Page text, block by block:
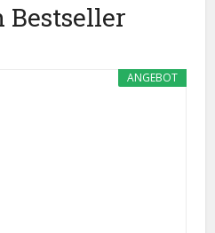
Bestseller
ANGEBOT